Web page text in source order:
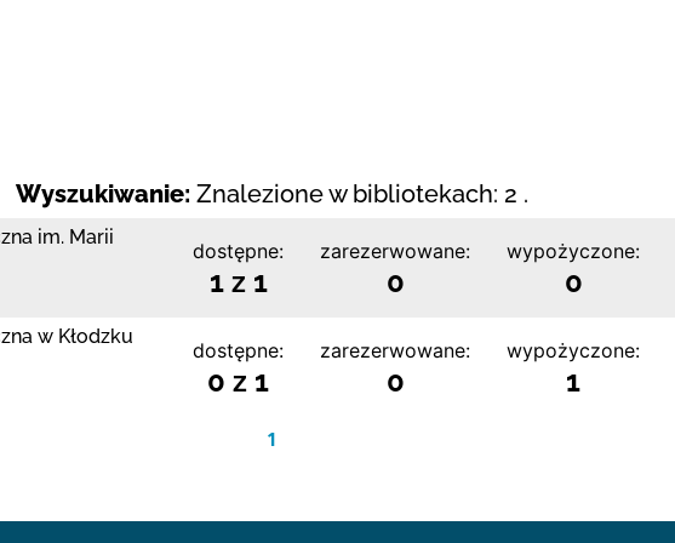
Wyszukiwanie: Znalezione w bibliotekach: 2 .
im. Marii
dostępne:
1 z 1
zarezerwowane:
0
wypożyczone:
0
w Kłodzku
dostępne:
0 z 1
zarezerwowane:
0
wypożyczone:
1
1